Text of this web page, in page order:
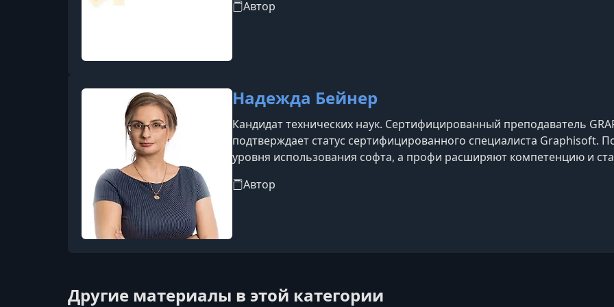
жизни в современном мире.
Автор
Надежда Бейнер
Кандидат технических наук. Сертифицированный преподаватель
подтверждает статус сертифицированного специалиста Graphisoft.
уровня использования софта, а профи расширяют компетенцию и
Автор
Другие материалы в этой категории